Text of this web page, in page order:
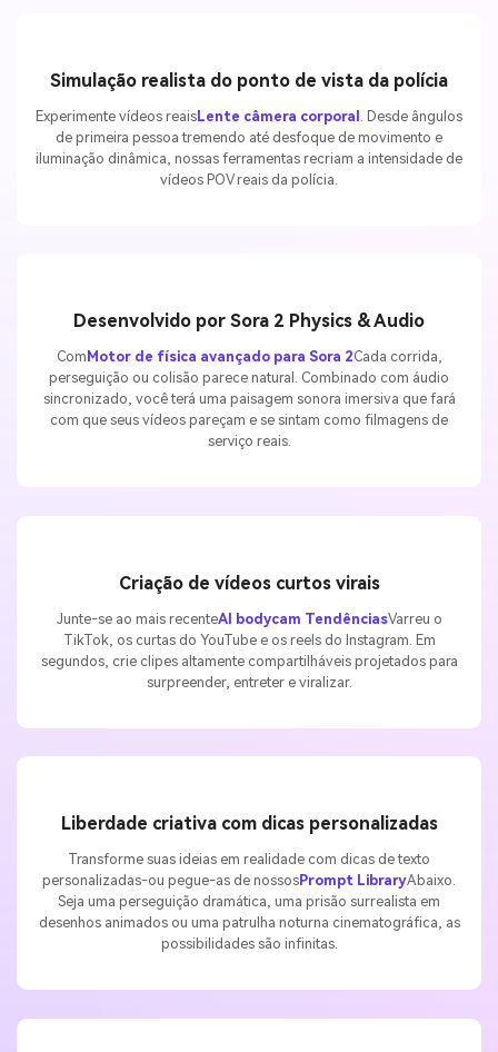
Simulação realista do ponto de vista da polícia
Experimente vídeos reaisLente câmera corporal . Desde ângulos
de primeira pessoa tremendo até desfoque de movimento e
iluminação dinâmica, nossas ferramentas recriam a intensidade de
vídeos POV reais da polícia.
Desenvolvido por Sora 2 Physics & Audio
Com Motor de física avançado para Sora 2Cada corrida,
perseguição ou colisão parece natural. Combinado com áudio
sincronizado, você terá uma paisagem sonora imersiva que fará
com que seus vídeos pareçam e se sintam como filmagens de
serviço reais.
Criação de vídeos curtos virais
Junte-se ao mais recenteAI bodycam TendênciasVarreu o
TikTok, os curtas do YouTube e os reels do Instagram. Em
segundos, crie clipes altamente compartilháveis projetados para
surpreender, entreter e viralizar.
Liberdade criativa com dicas personalizadas
Transforme suas ideias em realidade com dicas de texto
personalizadas-ou pegue-as de nossosPrompt LibraryAbaixo.
Seja uma perseguição dramática, uma prisão surrealista em
desenhos animados ou uma patrulha noturna cinematográfica, as
possibilidades são infinitas.